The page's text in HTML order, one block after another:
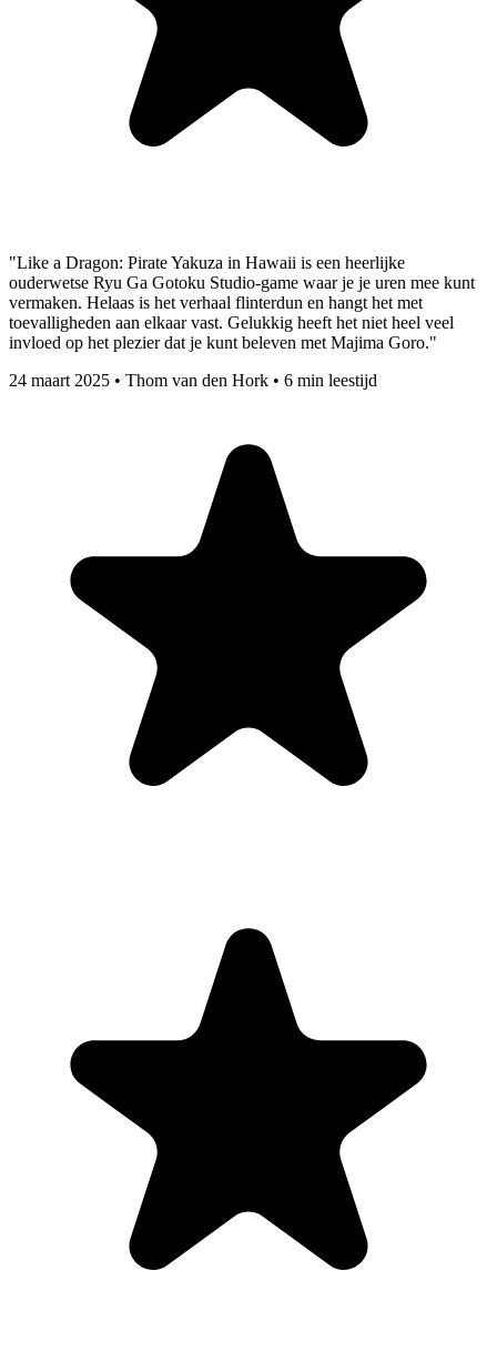
"Like a Dragon: Pirate Yakuza in Hawaii is een heerlijke
ouderwetse Ryu Ga Gotoku Studio-game waar je je uren mee kunt
vermaken. Helaas is het verhaal flinterdun en hangt het met
toevalligheden aan elkaar vast. Gelukkig heeft het niet heel veel
invloed op het plezier dat je kunt beleven met Majima Goro."
24 maart 2025 • Thom van den Hork • 6 min leestijd